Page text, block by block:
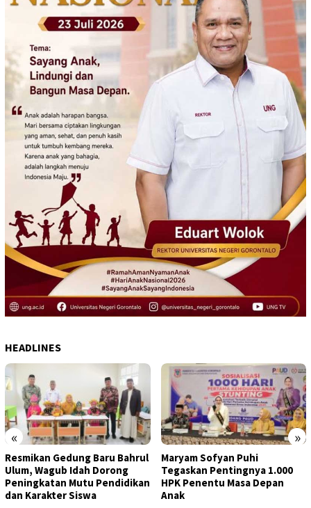
HEADLINES
« »
Resmikan Gedung Baru Bahrul
Ulum, Wagub Idah Dorong
Peningkatan Mutu Pendidikan
dan Karakter Siswa
Maryam Sofyan Puhi
Tegaskan Pentingnya 1.000
HPK Penentu Masa Depan
Anak